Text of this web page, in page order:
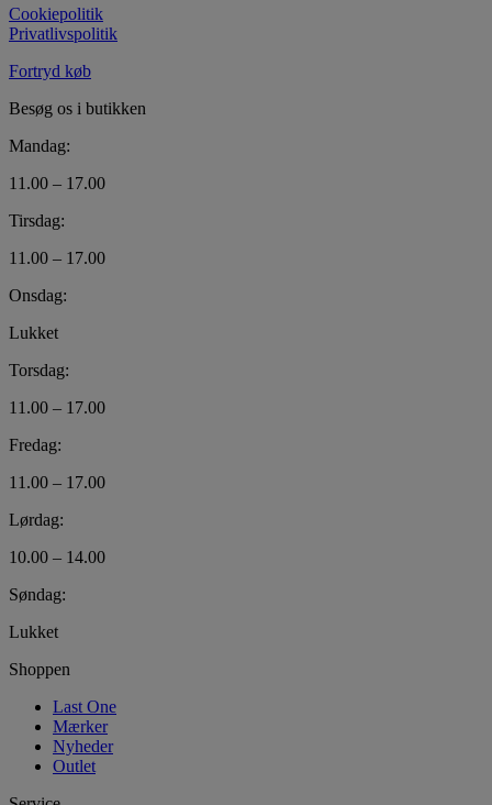
Cookiepolitik
Privatlivspolitik
Fortryd køb
Besøg os i butikken
Mandag:
11.00 – 17.00
Tirsdag:
11.00 – 17.00
Onsdag:
Lukket
Torsdag:
11.00 – 17.00
Fredag:
11.00 – 17.00
Lørdag:
10.00 – 14.00
Søndag:
Lukket
Shoppen
Last One
Mærker
Nyheder
Outlet